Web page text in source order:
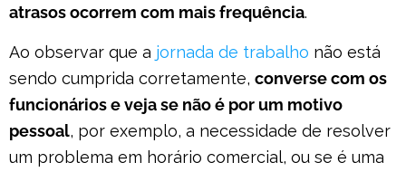
atrasos ocorrem com mais frequência.
Ao observar que a jornada de trabalho não está
sendo cumprida corretamente, converse com os
funcionários e veja se não é por um motivo
pessoal, por exemplo, a necessidade de resolver
um problema em horário comercial, ou se é uma